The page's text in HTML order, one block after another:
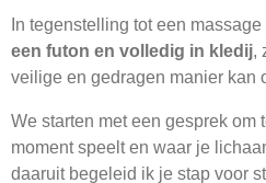
In tegenstelling tot een
een futon en volledig in kledij,
veilige en gedragen manier kan
We starten met een gesprek om
moment speelt en waar je
daaruit begeleid ik je stap voor